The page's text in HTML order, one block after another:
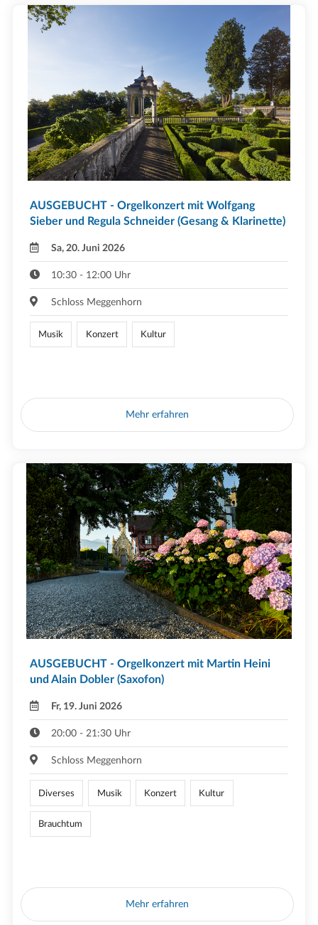
AUSGEBUCHT - Orgelkonzert mit Wolfgang
Sieber und Regula Schneider (Gesang & Klarinette)
Sa, 20. Juni 2026
10:30 - 12:00 Uhr
Schloss Meggenhorn
Musik Konzert Kultur
Mehr erfahren
AUSGEBUCHT - Orgelkonzert mit Martin Heini
und Alain Dobler (Saxofon)
Fr, 19. Juni 2026
20:00 - 21:30 Uhr
Schloss Meggenhorn
Diverses Musik Konzert Kultur
Brauchtum
Mehr erfahren